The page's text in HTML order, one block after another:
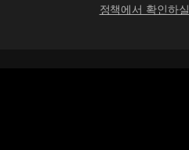
정책에서 확인하